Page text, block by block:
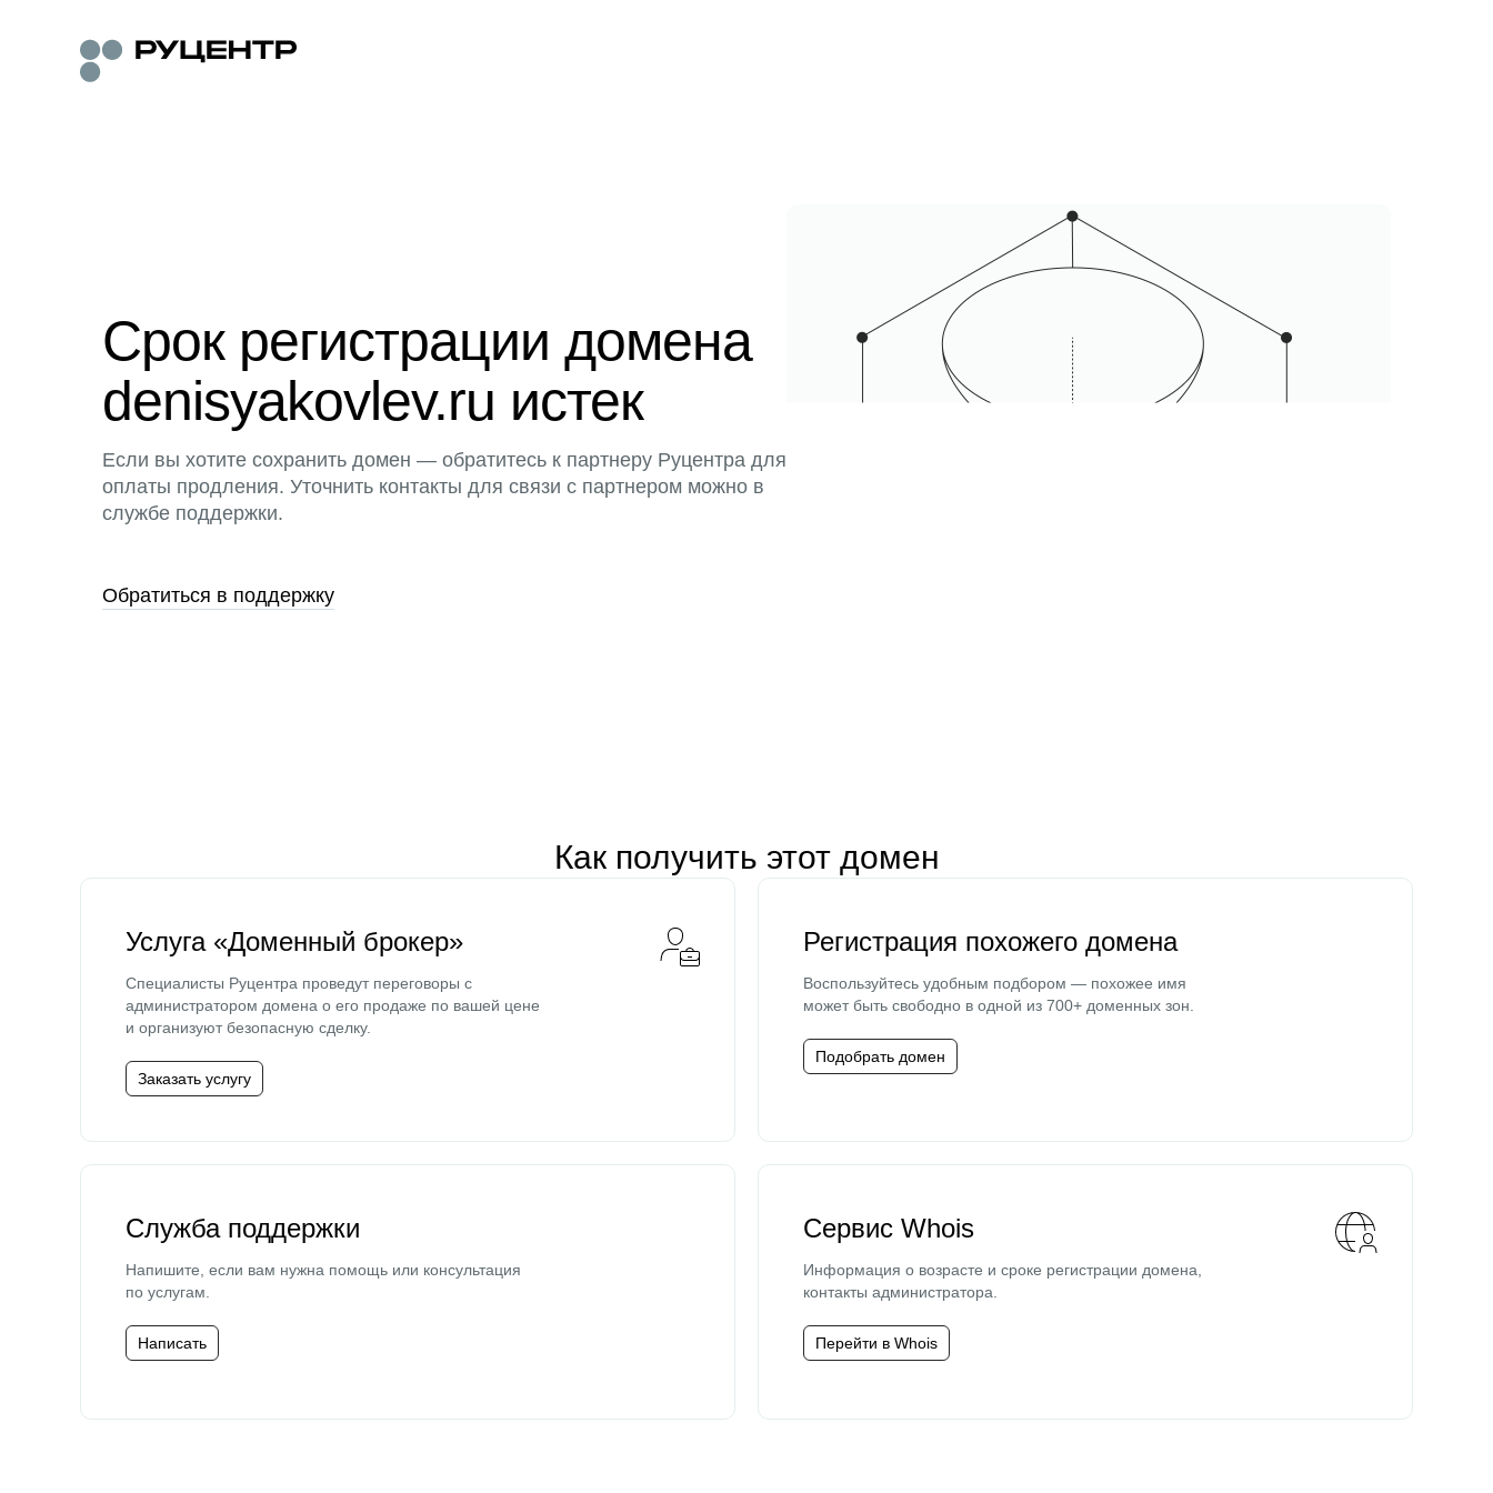
Срок регистрации домена
denisyakovlev.ru истек
Если вы хотите сохранить домен — обратитесь к партнеру Руцентра для
оплаты продления. Уточнить контакты для связи с партнером можно в
службе поддержки.
Обратиться в поддержку
Как получить этот домен
Услуга «Доменный брокер»
Специалисты Руцентра проведут переговоры с
администратором домена о его продаже по вашей цене
и организуют безопасную сделку.
Заказать услугу
Регистрация похожего домена
Воспользуйтесь удобным подбором — похожее имя
может быть свободно в одной из 700+ доменных зон.
Подобрать домен
Служба поддержки
Напишите, если вам нужна помощь или консультация
по услугам.
Написать
Сервис Whois
Информация о возрасте и сроке регистрации домена,
контакты администратора.
Перейти в Whois